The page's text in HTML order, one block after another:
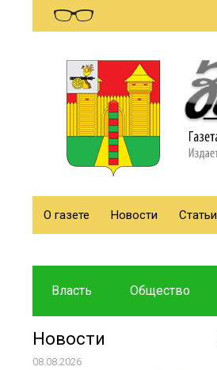
О газете Новости Статьи
Власть Общество
Новости
08.08.2026